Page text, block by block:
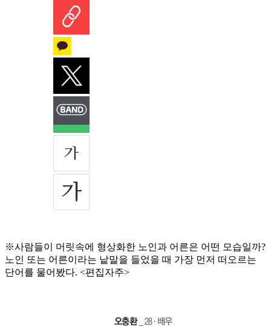
※사람들이 머릿속에 형상화한 노인과 어른은 어떤 모습일까?
노인 또는 어른이라는 낱말을 들었을 때 가장 먼저 떠오르는
단어를 물어봤다. <편집자주>